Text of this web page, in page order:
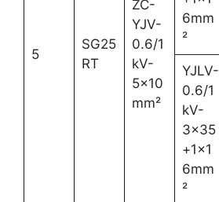
5
SG25
RT
ZC-
YJV-
0.6/1
kV-
5×10
mm²
6mm
²
YJLV-
0.6/1
kV-
3×35
+1×1
6mm
²